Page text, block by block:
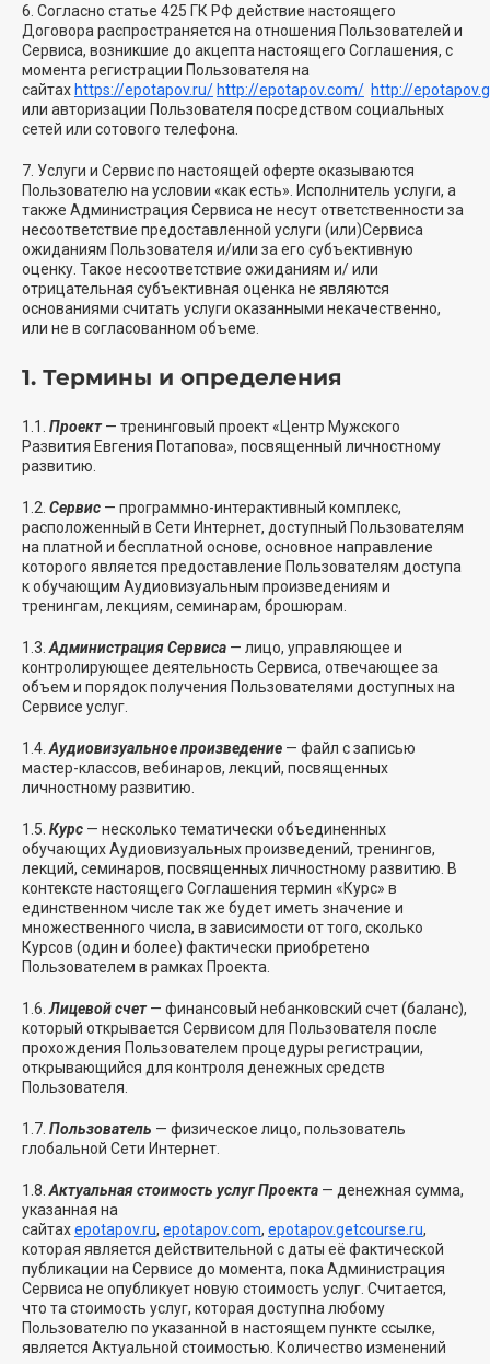
6. Согласно статье 425 ГК РФ действие настоящего
Договора распространяется на отношения Пользователей и
Сервиса, возникшие до акцепта настоящего Соглашения, с
момента регистрации Пользователя на
сайтахhttps://epotapov.ru/http://epotapov.com/ http://
или авторизации Пользователя посредством социальных
сетей или сотового телефона.
7. Услуги и Сервис по настоящей оферте оказываются
Пользователю на условии «как есть». Исполнитель услуги, а
также Администрация Сервиса не несут ответственности за
несоответствие предоставленной услуги (или)Сервиса
ожиданиям Пользователя и/или за его субъективную
оценку. Такое несоответствие ожиданиям и/ или
отрицательная субъективная оценка не являются
основаниями считать услуги оказанными некачественно,
или не в согласованном объеме.
1. Термины и определения
1.1. Проект— тренинговый проект «Центр Мужского
Развития Евгения Потапова», посвященный личностному
развитию.
1.2. Сервис — программно-интерактивный комплекс,
расположенный в Сети Интернет, доступный Пользователям
на платной и бесплатной основе, основное направление
которого является предоставление Пользователям доступа
к обучающим Аудиовизуальным произведениям и
тренингам, лекциям, семинарам, брошюрам.
1.3. Администрация Сервиса — лицо, управляющее и
контролирующее деятельность Сервиса, отвечающее за
объем и порядок получения Пользователями доступных на
Сервисе услуг.
1.4. Аудиовизуальное произведение — файл с записью
мастер-классов, вебинаров, лекций, посвященных
личностному развитию.
1.5. Курс — несколько тематически объединенных
обучающих Аудиовизуальных произведений, тренингов,
лекций, семинаров, посвященных личностному развитию. В
контексте настоящего Соглашения термин «Курс» в
единственном числе так же будет иметь значение и
множественного числа, в зависимости от того, сколько
Курсов (один и более) фактически приобретено
Пользователем в рамках Проекта.
1.6. Лицевой счет — финансовый небанковский счет (баланс),
который открывается Сервисом для Пользователя после
прохождения Пользователем процедуры регистрации,
открывающийся для контроля денежных средств
Пользователя.
1.7. Пользователь — физическое лицо, пользователь
глобальной Сети Интернет.
1.8. Актуальная стоимость услуг Проекта — денежная сумма,
указанная на
сайтахepotapov.ru, epotapov.com, epotapov.getcourse.ru,
которая является действительной с даты её фактической
публикации на Сервисе до момента, пока Администрация
Сервиса не опубликует новую стоимость услуг. Считается,
что та стоимость услуг, которая доступна любому
Пользователю по указанной в настоящем пункте ссылке,
является Актуальной стоимостью. Количество изменений